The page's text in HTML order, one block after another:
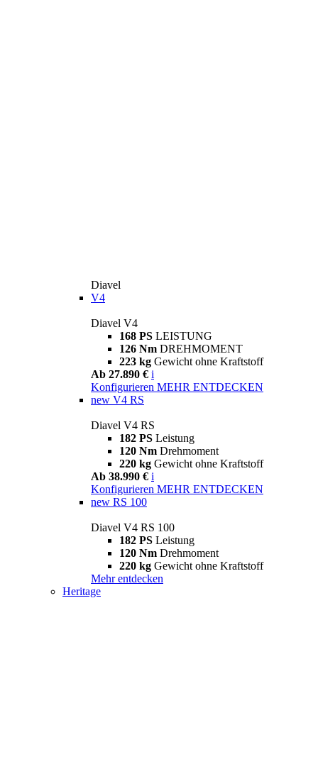
Diavel
V4
Diavel V4
168 PS LEISTUNG
126 Nm DREHMOMENT
223 kg Gewicht ohne Kraftstoff
Ab 27.890 € i
Konfigurieren MEHR ENTDECKEN
new V4 RS
Diavel V4 RS
182 PS Leistung
120 Nm Drehmoment
220 kg Gewicht ohne Kraftstoff
Ab 38.990 € i
Konfigurieren MEHR ENTDECKEN
new RS 100
Diavel V4 RS 100
182 PS Leistung
120 Nm Drehmoment
220 kg Gewicht ohne Kraftstoff
Mehr entdecken
Heritage